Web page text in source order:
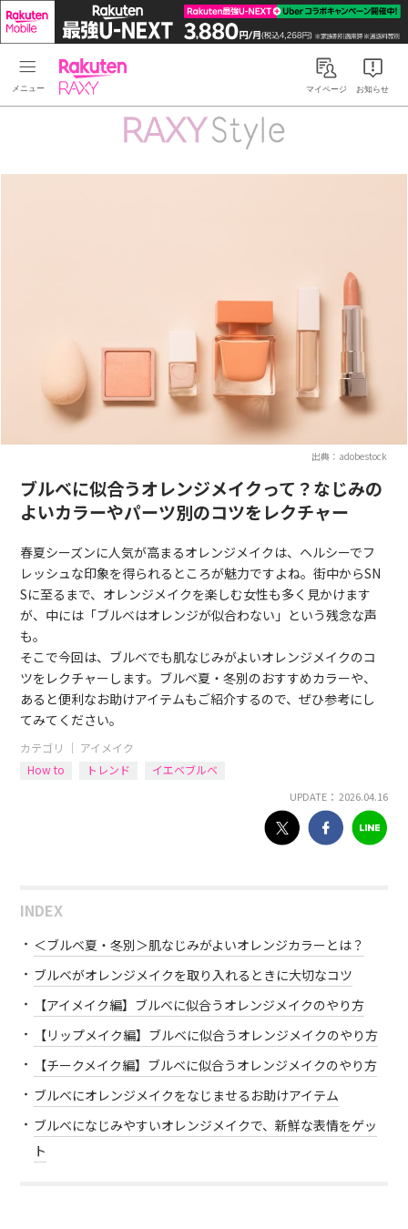
Rakuten RAXYマイページ お知らせ
出典：adobestock
ブルベに似合うオレンジメイクって？なじみの
よいカラーやパーツ別のコツをレクチャー
春夏シーズンに人気が高まるオレンジメイクは、ヘルシーでフ
レッシュな印象を得られるところが魅力ですよね。街中からSN
Sに至るまで、オレンジメイクを楽しむ女性も多く見かけます
が、中には「ブルベはオレンジが似合わない」という残念な声
も。
そこで今回は、ブルベでも肌なじみがよいオレンジメイクのコ
ツをレクチャーします。ブルベ夏・冬別のおすすめカラーや、
あると便利なお助けアイテムもご紹介するので、ぜひ参考にし
てみてください。
カテゴリ ｜ アイメイク
How to
トレンド イエベブルベ
UPDATE： 2026.04.16
INDEX
＜ブルベ夏・冬別＞肌なじみがよいオレンジカラーとは？
ブルベがオレンジメイクを取り入れるときに大切なコツ
【アイメイク編】ブルベに似合うオレンジメイクのやり方
【リップメイク編】ブルベに似合うオレンジメイクのやり方
【チークメイク編】ブルベに似合うオレンジメイクのやり方
ブルベにオレンジメイクをなじませるお助けアイテム
ブルベになじみやすいオレンジメイクで、新鮮な表情をゲッ
ト